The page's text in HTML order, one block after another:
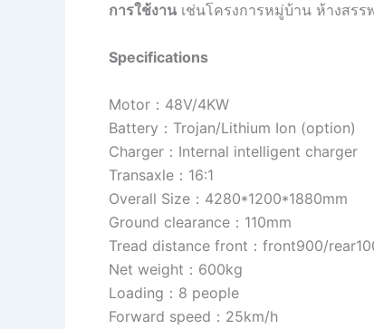
การใช้งาน เช่นโครงการหมู่บ้าน ห้างสร
Specifications
Motor：48V/4KW
Battery：Trojan/Lithium Ion (option)
Charger：Internal intelligent charger
Transaxle：16:1
Overall Size：4280*1200*1880mm
Ground clearance：110mm
Tread distance front：front900/
Net weight：600kg
Loading：8 people
Forward speed：25km/h